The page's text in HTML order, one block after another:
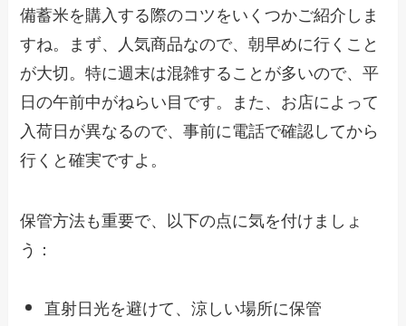
備蓄米を購入する際のコツをいくつかご紹介しま
すね。まず、人気商品なので、朝早めに行くこと
が大切。特に週末は混雑することが多いので、平
日の午前中がねらい目です。また、お店によって
入荷日が異なるので、事前に電話で確認してから
行くと確実ですよ。
保管方法も重要で、以下の点に気を付けましょ
う：
直射日光を避けて、涼しい場所に保管